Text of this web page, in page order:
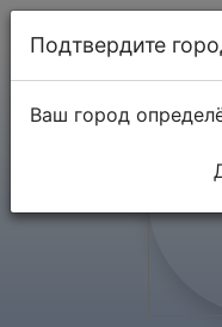
Подтвердите
Ваш город